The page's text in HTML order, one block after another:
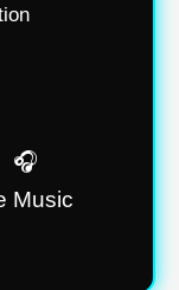
🎧
Music